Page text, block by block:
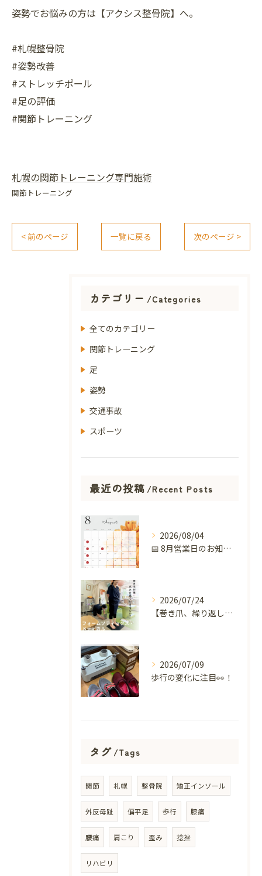
姿勢でお悩みの方は【アクシス整骨院】へ。
#札幌整骨院
#姿勢改善
#ストレッチポール
#足の評価
#関節トレーニング
札幌の関節トレーニング専門施術
関節トレーニング
< 前のページ 一覧に戻る 次のページ >
カテゴリー Categories
全てのカテゴリー
関節トレーニング
足
姿勢
交通事故
スポーツ
最近の投稿 Recent Posts
2026/08/04
📅 8月営業日のお知らせ 🌻
2026/07/24
【巻き爪、繰り返していませんか？】
2026/07/09
歩行の変化に注目👀！
タグ Tags
関節 札幌 整骨院 矯正インソール
外反母趾 偏平足 歩行 膝痛
腰痛 肩こり 歪み 捻挫
リハビリ